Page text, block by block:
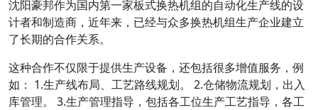
沈阳豪邦作为国内第一家板式换热机组的自动化生产线的设
计者和制造商，近年来，已经与众多换热机组生产企业建立
了长期的合作关系。
这种合作不仅限于提供生产设备，还包括很多增值服务，例
如： 1.生产线布局、工艺路线规划。 2.仓储物流规划，出入
库管理。 3.生产管理指导，包括各工位生产工艺指导，各工